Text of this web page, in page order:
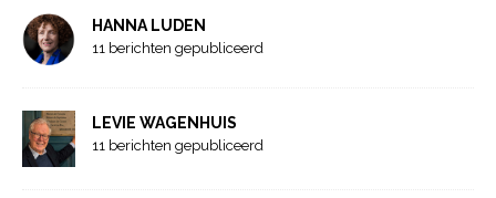
HANNA LUDEN
11 berichten gepubliceerd
LEVIE WAGENHUIS
11 berichten gepubliceerd